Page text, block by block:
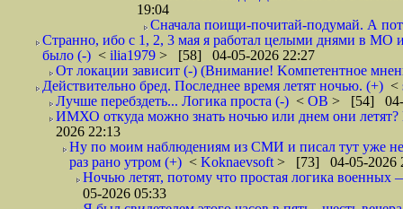
19:04
Сначала поищи-почитай-подумай. А
Странно, ибо с 1, 2, 3 мая я работал целыми днями в МО
было (-) < ilia1979 > [58] 04-05-2026 22:27
От локации зависит (-) (Внимание! Kомпетентное
Действительно бред. Последнее время летят ночью. (+) <
Лучше перебздеть... Логика проста (-) < ОВ > [54] 04-
ИМХО откуда можно знать ночью или днем они летят?
2026 22:13
Ну по моим наблюдениям из СМИ и писал тут уже
раз рано утром (+) < Koknaevsoft > [73] 04-05-2026
Ночью летят, потому что простая логика
05-2026 05:33